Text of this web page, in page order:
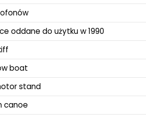
oddane do użytku w 1990
boat
stand
canoe